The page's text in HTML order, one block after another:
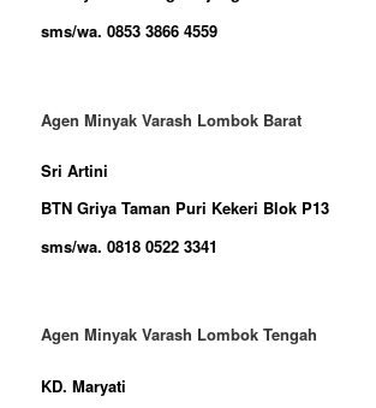
sms/wa. 0853 3866 4559
Agen Minyak Varash Lombok Barat
Sri Artini
BTN Griya Taman Puri Kekeri Blok P13
sms/wa. 0818 0522 3341
Agen Minyak Varash Lombok Tengah
KD. Maryati